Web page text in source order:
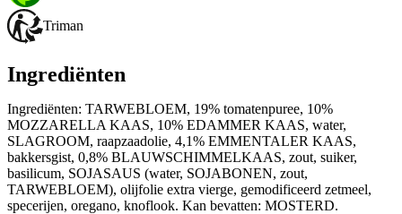
Triman
Ingrediënten
Ingrediënten: TARWEBLOEM, 19% tomatenpuree, 10%
MOZZARELLA KAAS, 10% EDAMMER KAAS, water,
SLAGROOM, raapzaadolie, 4,1% EMMENTALER KAAS,
bakkersgist, 0,8% BLAUWSCHIMMELKAAS, zout, suiker,
basilicum, SOJASAUS (water, SOJABONEN, zout,
TARWEBLOEM), olijfolie extra vierge, gemodificeerd zetmeel,
specerijen, oregano, knoflook. Kan bevatten: MOSTERD.